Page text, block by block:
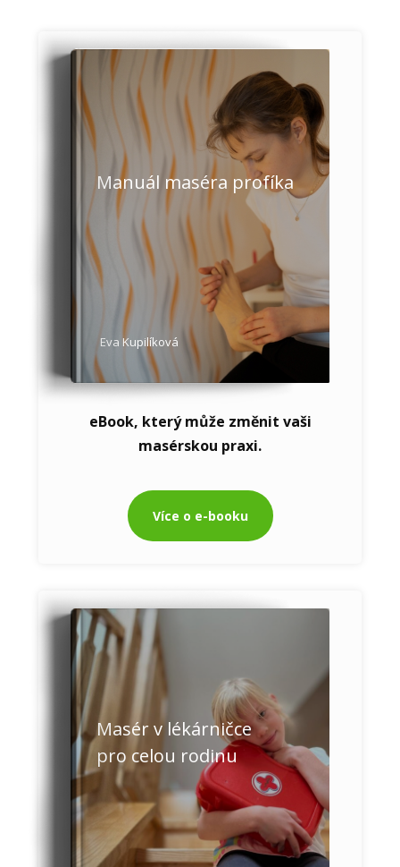
Manuál maséra profíka
Eva Kupilíková
eBook, který může změnit vaši
masérskou praxi.
Více o e-booku
Masér v lékárničce
pro celou rodinu